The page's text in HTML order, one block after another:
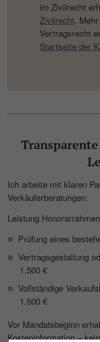
im Zivilrecht
Zivilrecht.
Vertragsrecht
Startseite der
Ich arbeite mit klaren
Verkäuferberatungen:
Leistung
Prüfung eines
Vertragsgestaltung
1.500 €
Vollständige
1.500 €
Vor Mandatsbeginn
Kosteninformation –